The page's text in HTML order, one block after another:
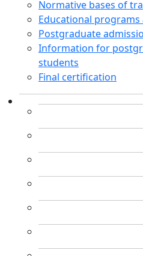
Normative bases of
Educational
Postgraduate
Information for
students
Final certification